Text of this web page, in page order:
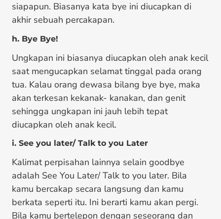
siapapun. Biasanya kata bye ini diucapkan di
akhir sebuah percakapan.
h. Bye Bye!
Ungkapan ini biasanya diucapkan oleh anak kecil
saat mengucapkan selamat tinggal pada orang
tua. Kalau orang dewasa bilang bye bye, maka
akan terkesan kekanak- kanakan, dan genit
sehingga ungkapan ini jauh lebih tepat
diucapkan oleh anak kecil.
i. See you later/ Talk to you Later
Kalimat perpisahan lainnya selain goodbye
adalah See You Later/ Talk to you later. Bila
kamu bercakap secara langsung dan kamu
berkata seperti itu. Ini berarti kamu akan pergi.
Bila kamu bertelepon dengan seseorang dan